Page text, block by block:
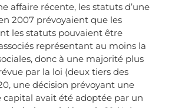
affaire récente, les statuts d’une
2007 prévoyaient que les
les statuts pouvaient être
représentant au moins la
donc à une majorité plus
par la loi (deux tiers des
une décision prévoyant une
avait été adoptée par un